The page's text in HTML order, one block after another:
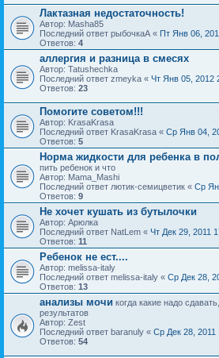
Лактазная недостаточность!
Автор: Masha85
Последний ответ рыбочкаА « Пт Янв 06,
Ответов: 4
аллергия и разница в смесях
Автор: Tatushechka
Последний ответ zmeyka « Чт Янв 05, 2012
Ответов: 23
Помогите советом!!!
Автор: KrasaKrasa
Последний ответ KrasaKrasa « Ср Янв 04,
Ответов: 5
Норма жидкости для ребенка в
пить ребенок и что
Автор: Mama_Mashi
Последний ответ лютик-семицветик « Ср
Ответов: 9
Не хочет кушать из бутылочки
Автор: Арюлка
Последний ответ NatLem « Чт Дек 29, 2011
Ответов: 11
Ребенок не ест....
Автор: melissa-italy
Последний ответ melissa-italy « Ср Дек 28,
Ответов: 13
анализы мочи когда какие надо
результатов
Автор: Zest
Последний ответ baranuly « Ср Дек 28, 2011
Ответов: 54